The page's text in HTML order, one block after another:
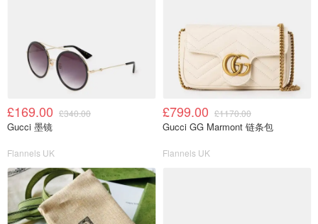
£169.00 £340.00
Gucci 墨镜
Flannels UK
£799.00 £1170.00
Gucci GG Marmont 链条包
Flannels UK